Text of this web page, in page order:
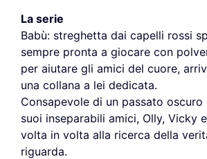
La serie
Babù: streghetta dai capelli rossi
sempre pronta a giocare con
per aiutare gli amici del cuore,
una collana a lei dedicata.
Consapevole di un passato oscuro
suoi inseparabili amici, Olly, Vicky
volta in volta alla ricerca della
riguarda.